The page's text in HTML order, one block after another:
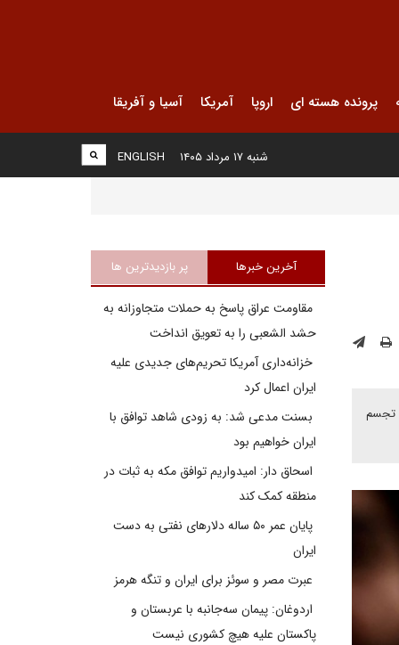
پرونده هسته ای اروپا آمریکا آسیا و آفریقا
ENGLISH شنبه ۱۷ مرداد ۱۴۰۵
تجسم
آخرین خبرها پر بازدیدترین ها
مقاومت عراق پاسخ به حملات متجاوزانه به
حشد الشعبی را به تعویق انداخت
خزانه‌داری آمریکا تحریم‌های جدیدی علیه
ایران اعمال کرد
بسنت مدعی شد: به زودی شاهد توافق با
ایران خواهیم بود
اسحاق دار: امیدواریم توافق مکه به ثبات در
منطقه کمک کند
پایان عمر ۵۰ ساله دلارهای نفتی به دست
ایران
عبرت مصر و سوئز برای ایران و تنگه هرمز
اردوغان: پیمان سه‌جانبه با عربستان و
پاکستان علیه هیچ کشوری نیست